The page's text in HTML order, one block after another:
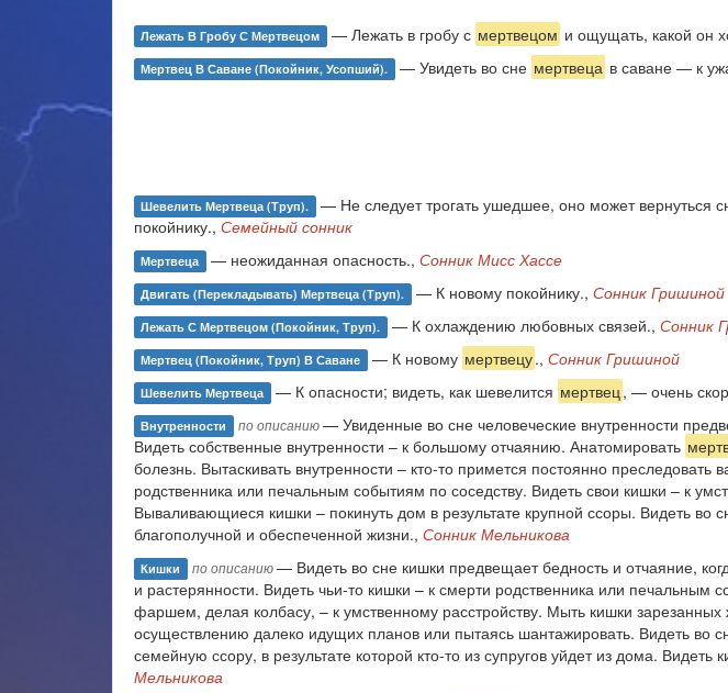
Лежать В Гробу С Мертвецом — Лежать в гробу с мертвецом и ощущать, какой он
Мертвец В Саване (покойник, Усопший). — Увидеть во сне мертвеца в саване — к
Шевелить Мертвеца (труп). — Не следует трогать ушедшее, оно может вернуться
покойнику., Семейный сонник
Мертвеца — неожиданная опасность., Сонник Мисс Хассе
Двигать (перекладывать) Мертвеца (труп). — К новому покойнику., Сонник Гришиной
Лежать С Мертвецом (покойник, Труп). — К охлаждению любовных связей., Сонник
Мертвец (покойник, Труп) В Саване — К новому мертвецу., Сонник Гришиной
Шевелить Мертвеца — К опасности; видеть, как шевелится мертвец, — очень
Внутренности по описанию— Увиденные во сне человеческие внутренности
Видеть собственные внутренности – к большому отчаянию. Анатомировать
болезнь. Вытаскивать внутренности – кто-то примется постоянно
родственника или печальным событиям по соседству. Видеть свои кишки – к
Вываливающиеся кишки – покинуть дом в результате крупной ссоры. Видеть во
благополучной и обеспеченной жизни., Сонник Мельникова
Кишки по описанию— Видеть во сне кишки предвещает бедность и отчаяние,
и растерянности. Видеть чьи-то кишки – к смерти родственника или
фаршем, делая колбасу, – к умственному расстройству. Мыть кишки
осуществлению далеко идущих планов или пытаясь шантажировать. Видеть во
семейную ссору, в результате которой кто-то из супругов уйдет из дома. Видеть
Мельникова